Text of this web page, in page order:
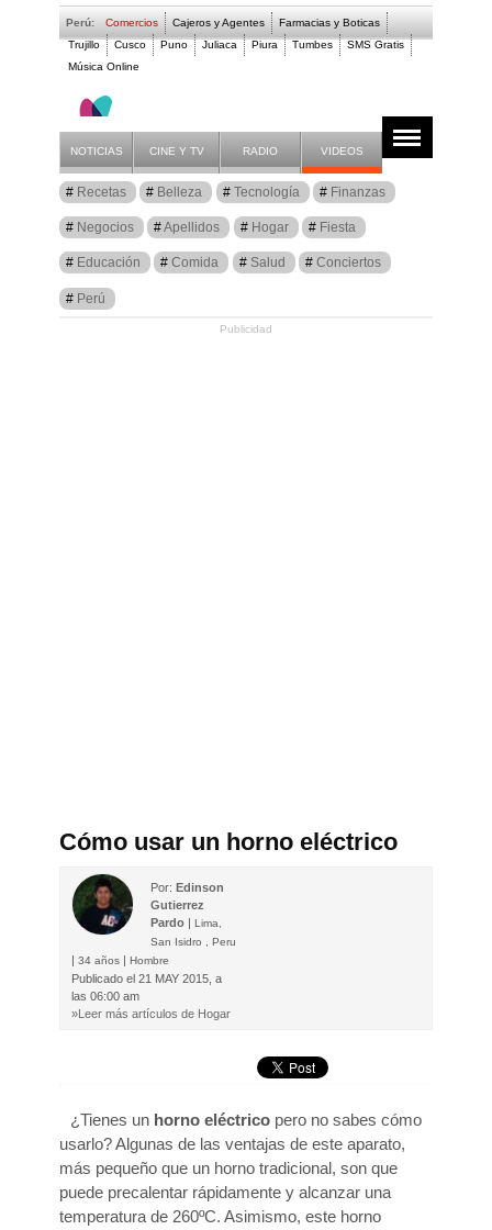
Perú: Comercios Cajeros y Agentes
Farmacias y Boticas
Trujillo
Cusco Puno Juliaca Piura Tumbes
SMS Gratis
Música Online
Hogar Artículos
Hogar
NOTICIAS CINE Y TV RADIO VIDEOS
Recetas Belleza Tecnología Finanzas
Negocios Apellidos Hogar Fiesta
Educación Comida Salud Conciertos
Perú
Publicidad
Cómo usar un horno eléctrico
Por:Edinson
Gutierrez
Pardo |Lima,
San Isidro , Peru
| 34 años | Hombre
Publicado el 21 MAY 2015, a
las 06:00 am
»Leer más artículos de Hogar
¿Tienes un horno eléctrico pero no sabes cómo
usarlo? Algunas de las ventajas de este aparato,
más pequeño que un horno tradicional, son que
puede precalentar rápidamente y alcanzar una
temperatura de 260ºC. Asimismo, este horno